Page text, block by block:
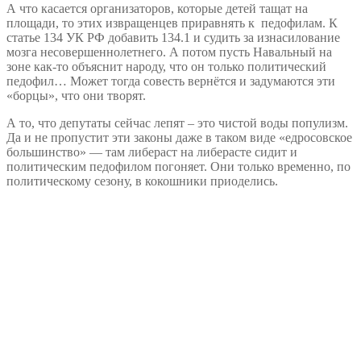
А что касается организаторов, которые детей тащат на
площади, то этих извращенцев приравнять к педофилам. К
статье 134 УК РФ добавить 134.1 и судить за изнасилование
мозга несовершеннолетнего. А потом пусть Навальный на
зоне как-то объяснит народу, что он только политический
педофил… Может тогда совесть вернётся и задумаются эти
«борцы», что они творят.
А то, что депутаты сейчас лепят – это чистой воды популизм.
Да и не пропустит эти законы даже в таком виде «едросовское
большинство» — там либераст на либерасте сидит и
политическим педофилом погоняет. Они только временно, по
политическому сезону, в кокошники приоделись.